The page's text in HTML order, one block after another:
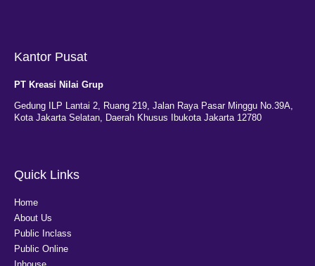
Kantor Pusat
PT Kreasi Nilai Grup
Gedung ILP Lantai 2, Ruang 219, Jalan Raya Pasar Minggu No.39A,
Kota Jakarta Selatan, Daerah Khusus Ibukota Jakarta 12780
Quick Links
Home
About Us
Public Inclass
Public Online